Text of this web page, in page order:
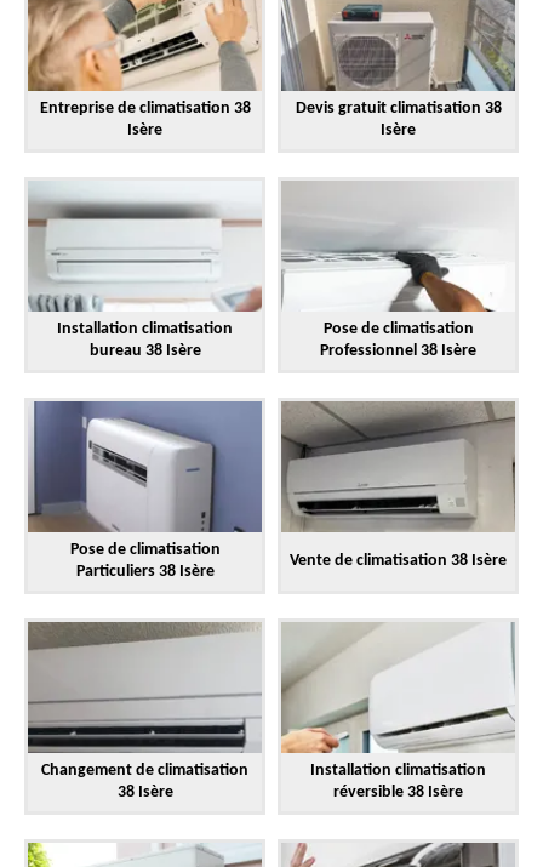
Entreprise de climatisation 38
Isère
Devis gratuit climatisation 38
Isère
Installation climatisation
bureau 38 Isère
Pose de climatisation
Professionnel 38 Isère
Pose de climatisation
Particuliers 38 Isère
Vente de climatisation 38 Isère
Changement de climatisation
38 Isère
Installation climatisation
réversible 38 Isère